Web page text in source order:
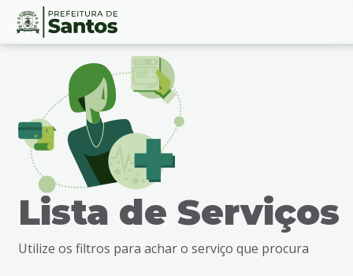
Ir
busca
Conteúdo
Lista de Serviços
Utilize os filtros para achar o serviço que procura